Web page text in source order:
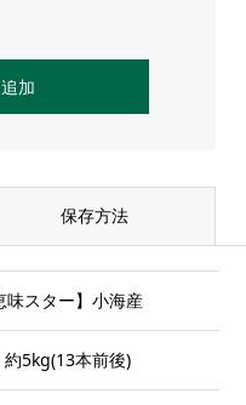
保存方法
味スター】小海産
5kg(13本前後)